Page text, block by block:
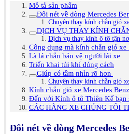
Mô tả sản phẩm
Đôi nét về dòng Mercedes
Chuyên thay kính chắn gió
DỊCH VỤ THAY KÍNH
Dịch vụ thay kính ô tô tận
Công dụng mà kính chắn gió xe
Là lá chắn bảo vệ người lái xe
Triển khai túi khí đúng cách
Giúp có tầm nhìn rõ hơn
Chuyên thay kính chắn gió
Kính chắn gió xe Mercedes
Đến với Kính ô tô Thiên Kế bạn
CÁC HÃNG XE CHÚNG TÔI
Đôi nét về dòng Mercedes